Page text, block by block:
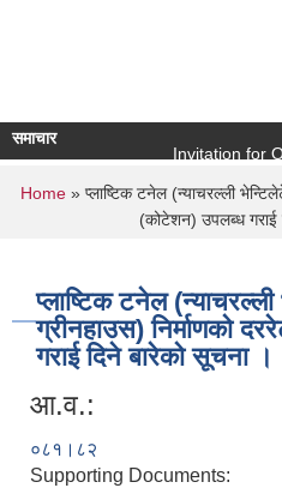
समाचार
Invitation for Online
You are here
Home » प्लाष्टिक टनेल (न्याचरल्ली
(कोटेशन) उपलब्ध गराई
प्लाष्टिक टनेल
ग्रीनहाउस) निर्माणको
गराई दिने बारेको सूचना ।
आ.व.:
०८१।८२
Supporting Documents: